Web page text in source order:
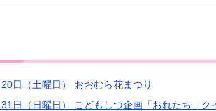
日（土曜日） おおむら花まつり
日（日曜日） こどもしつ企画「おれたち、ク